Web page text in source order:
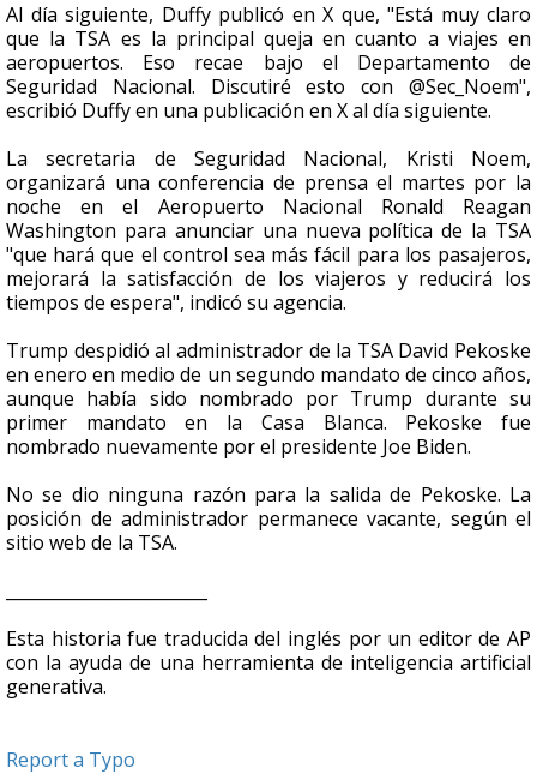
Al día siguiente, Duffy publicó en X que, "Está muy claro
que la TSA es la principal queja en cuanto a viajes en
aeropuertos. Eso recae bajo el Departamento de
Seguridad Nacional. Discutiré esto con @Sec_Noem",
escribió Duffy en una publicación en X al día siguiente.
La secretaria de Seguridad Nacional, Kristi Noem,
organizará una conferencia de prensa el martes por la
noche en el Aeropuerto Nacional Ronald Reagan
Washington para anunciar una nueva política de la TSA
"que hará que el control sea más fácil para los pasajeros,
mejorará la satisfacción de los viajeros y reducirá los
tiempos de espera", indicó su agencia.
Trump despidió al administrador de la TSA David Pekoske
en enero en medio de un segundo mandato de cinco años,
aunque había sido nombrado por Trump durante su
primer mandato en la Casa Blanca. Pekoske fue
nombrado nuevamente por el presidente Joe Biden.
No se dio ninguna razón para la salida de Pekoske. La
posición de administrador permanece vacante, según el
sitio web de la TSA.
Esta historia fue traducida del inglés por un editor de AP
con la ayuda de una herramienta de inteligencia artificial
generativa.
Report a Typo